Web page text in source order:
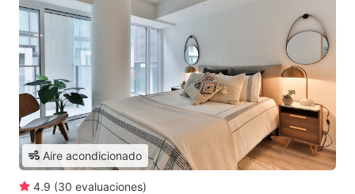
Aire acondicionado
4.9 (30 evaluaciones)